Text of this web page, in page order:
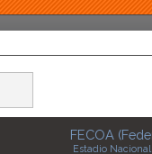
FECOA
Estadio